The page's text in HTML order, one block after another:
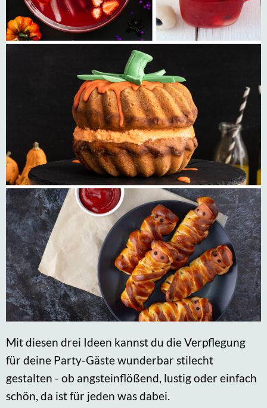
Mit diesen drei Ideen kannst du die Verpflegung
für deine Party-Gäste wunderbar stilecht
gestalten - ob angsteinflößend, lustig oder einfach
schön, da ist für jeden was dabei.